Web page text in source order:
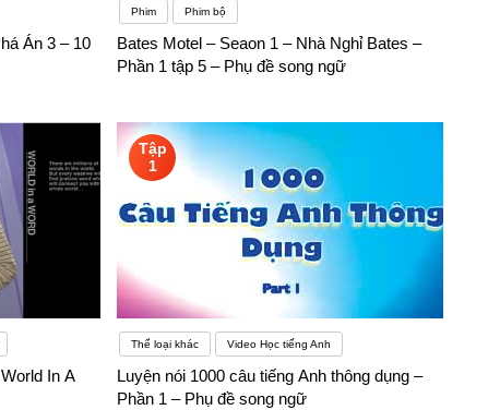
Án 3 – 10
Phim Phim bộ
Bates Motel – Seaon 1 – Nhà Nghỉ Bates –
Phần 1 tập 5 – Phụ đề song ngữ
In A
Tập
1
Thể loại khác Video Học tiếng Anh
Luyện nói 1000 câu tiếng Anh thông dụng –
Phần 1 – Phụ đề song ngữ